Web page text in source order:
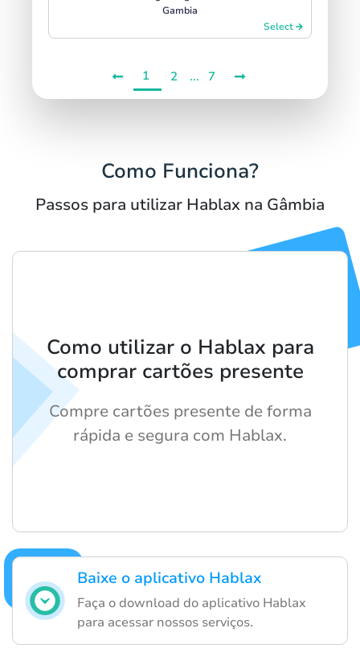
Gambia
Select
1 2 ... 7
Como Funciona?
Passos para utilizar Hablax na Gâmbia
Baixe o aplicativo Hablax
Faça o download do aplicativo Hablax
para acessar nossos serviços.
Como utilizar o Hablax para
comprar cartões presente
Compre cartões presente de forma
rápida e segura com Hablax.